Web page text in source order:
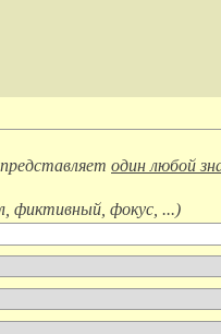
представляет один любой
фиктивный, фокус, ...)